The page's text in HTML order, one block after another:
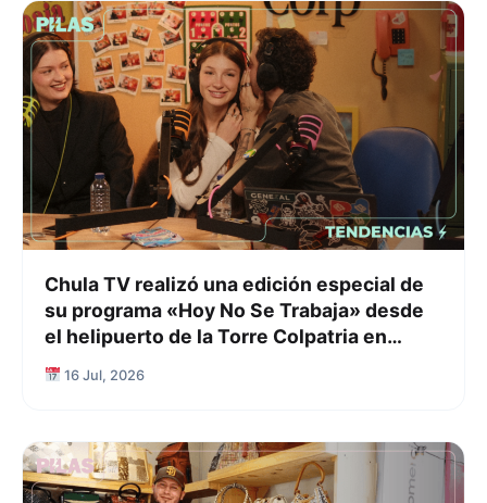
Chula TV realizó una edición especial de
su programa «Hoy No Se Trabaja» desde
el helipuerto de la Torre Colpatria en
Bogotá
16 Jul, 2026